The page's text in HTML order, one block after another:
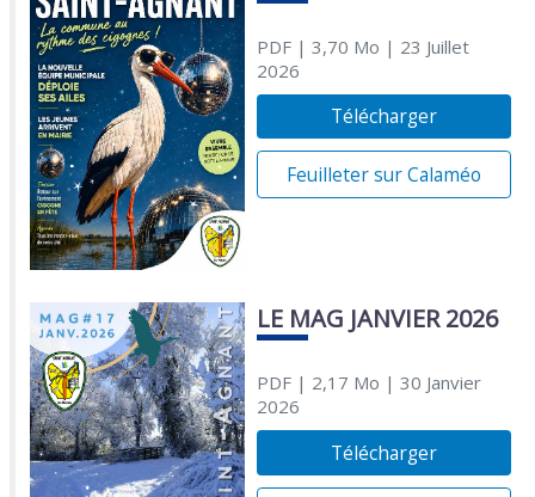
PDF| 3,70 Mo | 23 Juillet
2026
Télécharger
Feuilleter sur Calaméo
LE MAG JANVIER 2026
PDF| 2,17 Mo | 30 Janvier
2026
Télécharger